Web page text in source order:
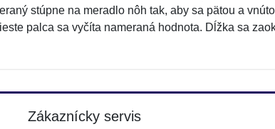
stúpne na meradlo nôh tak, aby sa pätou a
palca sa vyčíta nameraná hodnota. Dĺžka sa
Zákaznícky servis